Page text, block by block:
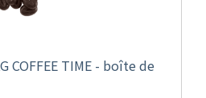
COFFEE TIME - boîte de